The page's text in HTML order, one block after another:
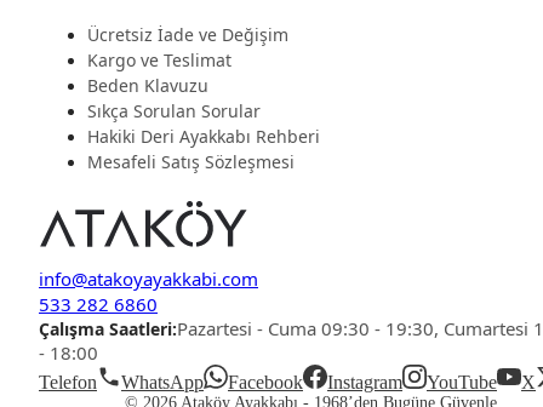
Ücretsiz İade ve Değişim
Kargo ve Teslimat
Beden Klavuzu
Sıkça Sorulan Sorular
Hakiki Deri Ayakkabı Rehberi
Mesafeli Satış Sözleşmesi
info@atakoyayakkabi.com
533 282 6860
Çalışma Saatleri:Pazartesi - Cuma 09:30 - 19:30, Cumartesi
- 18:00
Telefon WhatsApp Facebook Instagram YouTube X
© 2026 Ataköy Ayakkabı - 1968’den Bugüne Güvenle